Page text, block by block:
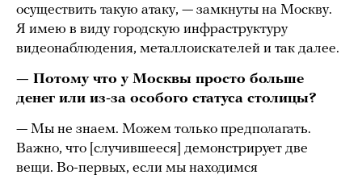
осуществить такую атаку, — замкнуты на Москву.
Я имею в виду городскую инфраструктуру
видеонаблюдения, металлоискателей и так далее.
— Потому что у Москвы просто больше
денег или из-за особого статуса столицы?
— Мы не знаем. Можем только предполагать.
Важно, что [случившееся] демонстрирует две
вещи. Во-первых, если мы находимся